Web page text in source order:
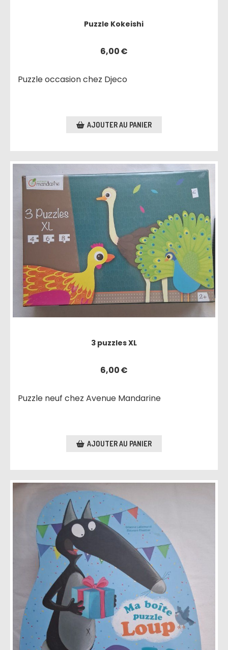
Puzzle Kokeishi
6,00€
Puzzle occasion chez Djeco
AJOUTER AU PANIER
3 puzzles XL
6,00€
Puzzle neuf chez Avenue Mandarine
AJOUTER AU PANIER